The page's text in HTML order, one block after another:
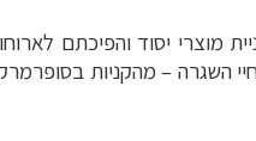
מוצרי יסוד והפיכתם
השגרה –מהקניות